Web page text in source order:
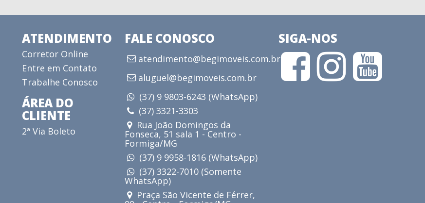
ATENDIMENTO
Corretor Online
Entre em Contato
Trabalhe Conosco
ÁREA DO
CLIENTE
2ª Via Boleto
FALE CONOSCO
atendimento@begimoveis.com.br
aluguel@begimoveis.com.br
(37) 9 9803-6243 (WhatsApp)
(37) 3321-3303
Rua João Domingos da
Fonseca, 51 sala 1 - Centro -
Formiga/MG
(37) 9 9958-1816 (WhatsApp)
(37) 3322-7010 (Somente
WhatsApp)
Praça São Vicente de Férrer,
SIGA-NOS